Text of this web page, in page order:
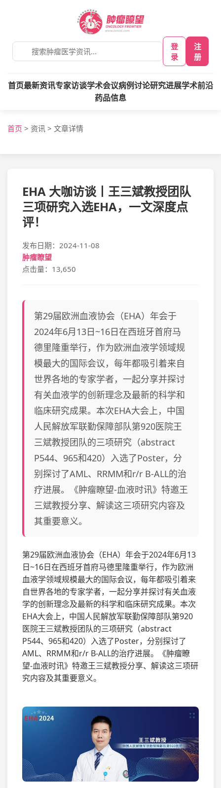
登
录
注
册
首页最新资讯专家访谈学术会议病例讨论研究进展学术前沿
药品信息
首页 > 资讯 > 文章详情
EHA 大咖访谈丨王三斌教授团队
三项研究入选EHA，一文深度点
评！
发布日期：2024-11-08
肿瘤瞭望
点击量：13,650
第29届欧洲血液协会（EHA）年会于
2024年6月13日~16日在西班牙首府马
德里隆重举行，作为欧洲血液学领域规
模最大的国际会议，每年都吸引着来自
世界各地的专家学者，一起分享并探讨
有关血液学的创新理念及最新的科学和
临床研究成果。本次EHA大会上，中国
人民解放军联勤保障部队第920医院王
三斌教授团队的三项研究（abstract
P544、965和420）入选了Poster，分
别探讨了AML、RRMM和r/r B-ALL的治
疗进展。《肿瘤瞭望-血液时讯》特邀王
三斌教授分享、解读这三项研究内容及
其重要意义。
第29届欧洲血液协会（EHA）年会于2024年6月13
日~16日在西班牙首府马德里隆重举行，作为欧洲
血液学领域规模最大的国际会议，每年都吸引着来
自世界各地的专家学者，一起分享并探讨有关血液
学的创新理念及最新的科学和临床研究成果。本次
EHA大会上，中国人民解放军联勤保障部队第920
医院王三斌教授团队的三项研究（abstract
P544、965和420）入选了Poster，分别探讨了
AML、RRMM和r/r B-ALL的治疗进展。《肿瘤瞭
望-血液时讯》特邀王三斌教授分享、解读这三项研
究内容及其重要意义。